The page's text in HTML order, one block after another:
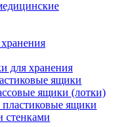
для хранения
ящики
ящики (лотки)
ящики